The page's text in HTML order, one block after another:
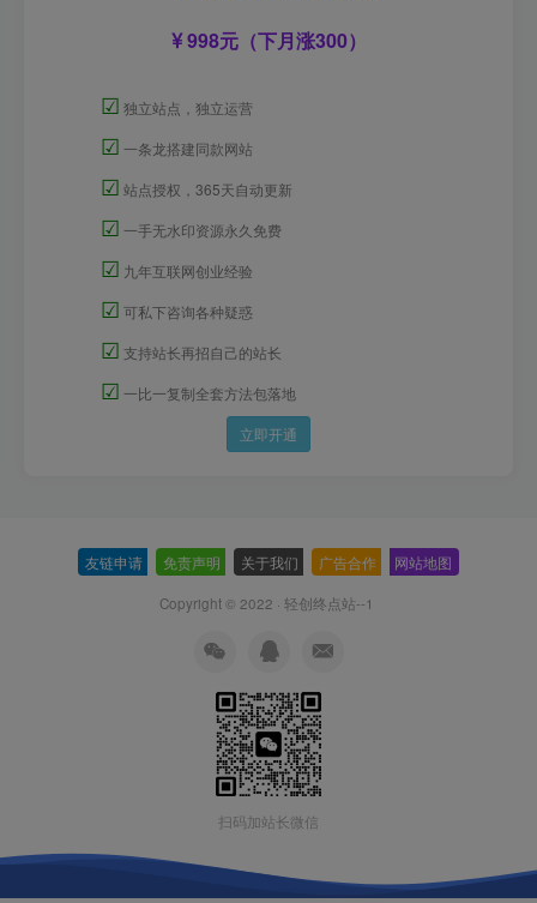
998元（下月涨300）
☑ 独立站点，独立运营
☑ 一条龙搭建同款网站
☑ 站点授权，365天自动更新
☑ 一手无水印资源永久免费
☑ 九年互联网创业经验
☑ 可私下咨询各种疑惑
☑ 支持站长再招自己的站长
☑ 一比一复制全套方法包落地
立即开通
友链申请 免责声明 关于我们 广告合作 网站地图
Copyright © 2022 · 轻创终点站--1
扫码加站长微信